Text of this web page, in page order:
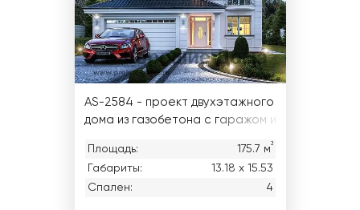
AS-2584 - проект двухэтажного
дома из газобетона с гаражом и
Площадь: 175.7 м²
Габариты:
13.18 х 15.53
Спален:
4